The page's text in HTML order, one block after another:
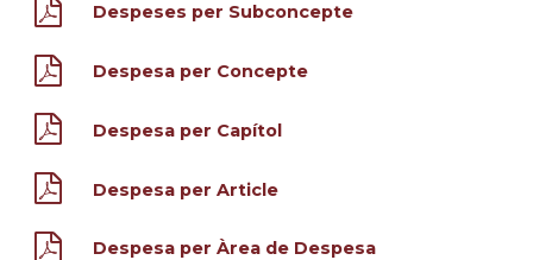
Despeses per Subconcepte
Despesa per Concepte
Despesa per Capítol
Despesa per Article
Despesa per Àrea de Despesa